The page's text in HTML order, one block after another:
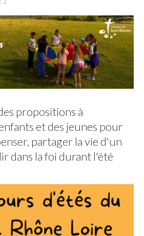
propositions à
et des jeunes pour
partager la vie d'un
dans la foi durant l'été